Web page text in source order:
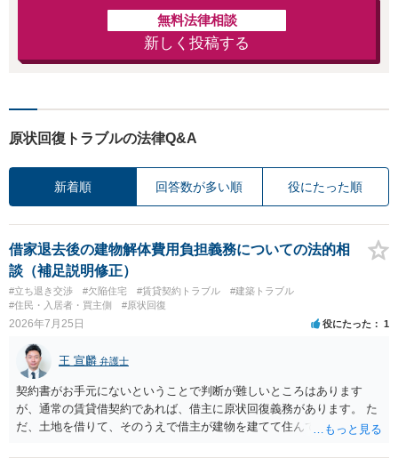
無料法律相談
新しく投稿する
原状回復トラブルの法律Q&A
新着順 回答数が多い順 役にたった順
借家退去後の建物解体費用負担義務についての法的相
談（補足説明修正）
#立ち退き交渉 #欠陥住宅 #賃貸契約トラブル
#建築トラブル
#住民・入居者・買主側
#原状回復
2026年7月25日 役にたった 1
王 宣麟 弁護士
契約書がお手元にないということで判断が難しいところはあります
が、通常の賃貸借契約であれば、借主に原状回復義務があります。 た
だ、土地を借りて、そのうえで借主が建物を建てて住んでいたケース